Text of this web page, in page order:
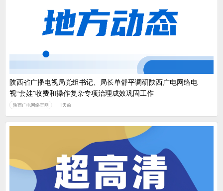
陕西省广播电视局党组书记、局长单舒平调研陕西广电网络电
视“套娃”收费和操作复杂专项治理成效巩固工作
陕西广电网络官网 1天前